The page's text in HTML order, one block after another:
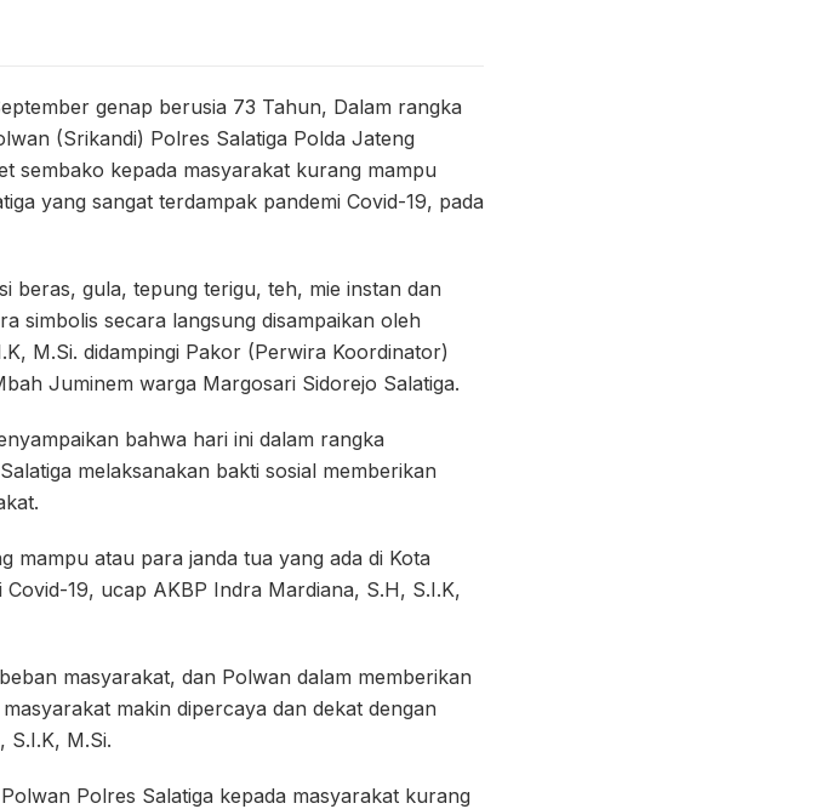
genap berusia 73 Tahun, Dalam rangka
(Srikandi) Polres Salatiga Polda Jateng
sembako kepada masyarakat kurang mampu
yang sangat terdampak pandemi Covid-19, pada
beras, gula, tepung terigu, teh, mie instan dan
simbolis secara langsung disampaikan oleh
M.Si. didampingi Pakor (Perwira Koordinator)
Juminem warga Margosari Sidorejo Salatiga.
bahwa hari ini dalam rangka
melaksanakan bakti sosial memberikan
mampu atau para janda tua yang ada di Kota
19, ucap AKBP Indra Mardiana, S.H, S.I.K,
masyarakat, dan Polwan dalam memberikan
makin dipercaya dan dekat dengan
S.I.K, M.Si.
Polres Salatiga kepada masyarakat kurang